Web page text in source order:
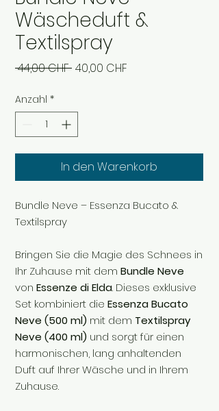
Wäscheduft &
Textilspray
44,00 CHF Standardpreis
40,00 CHF
Anzahl *
In den Warenkorb
Bundle Neve – Essenza Bucato &
Textilspray
Bringen Sie die Magie des Schnees in
Ihr Zuhause mit dem Bundle Neve
von Essenze di Elda. Dieses exklusive
Set kombiniert die Essenza Bucato
Neve (500 ml) mit dem Textilspray
Neve (400 ml) und sorgt für einen
harmonischen, lang anhaltenden
Duft auf Ihrer Wäsche und in Ihrem
Zuhause.